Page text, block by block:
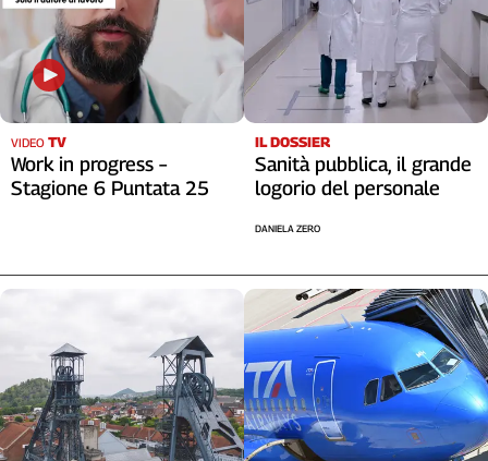
VIDEO TV
Work in progress –
Stagione 6 Puntata 25
IL DOSSIER
Sanità pubblica, il grande
logorio del personale
DANIELA ZERO